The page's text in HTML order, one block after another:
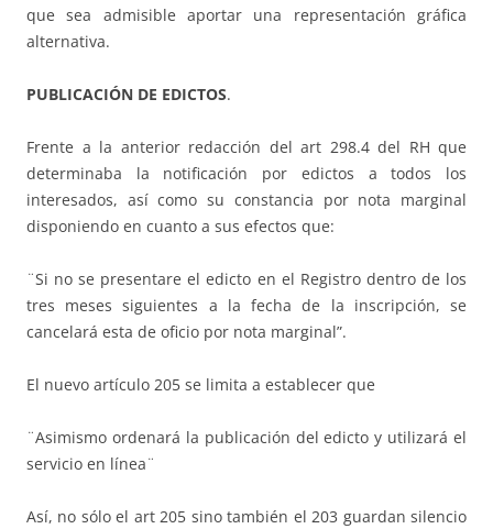
que sea admisible aportar una representación gráfica
alternativa.
PUBLICACIÓN DE EDICTOS.
Frente a la anterior redacción del art 298.4 del RH que
determinaba la notificación por edictos a todos los
interesados, así como su constancia por nota marginal
disponiendo en cuanto a sus efectos que:
¨Si no se presentare el edicto en el Registro dentro de los
tres meses siguientes a la fecha de la inscripción, se
cancelará esta de oficio por nota marginal”.
El nuevo artículo 205 se limita a establecer que
¨Asimismo ordenará la publicación del edicto y utilizará el
servicio en línea¨
Así, no sólo el art 205 sino también el 203 guardan silencio